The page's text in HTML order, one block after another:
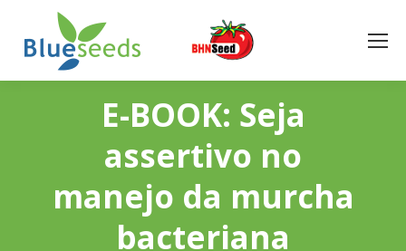
E-BOOK: Seja
assertivo no
manejo da murcha
bacteriana